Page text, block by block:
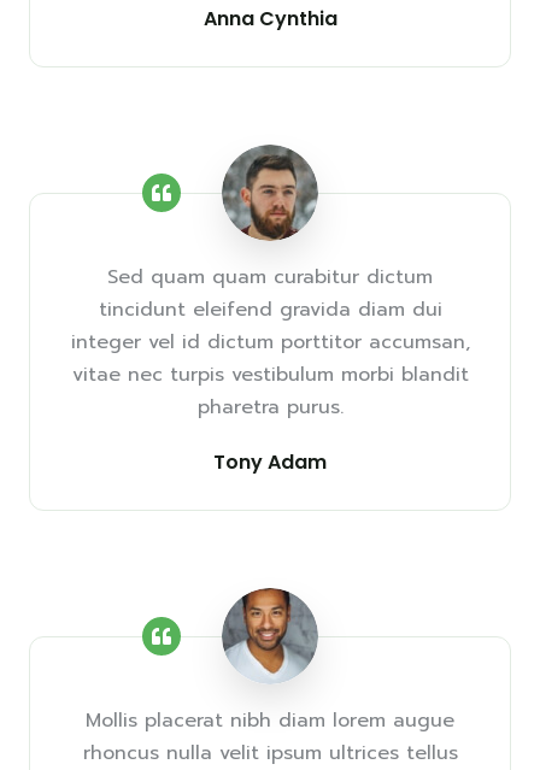
Anna Cynthia
Sed quam quam curabitur dictum
tincidunt eleifend gravida diam dui
integer vel id dictum porttitor accumsan,
vitae nec turpis vestibulum morbi blandit
pharetra purus.
Tony Adam
Mollis placerat nibh diam lorem augue
rhoncus nulla velit ipsum ultrices tellus